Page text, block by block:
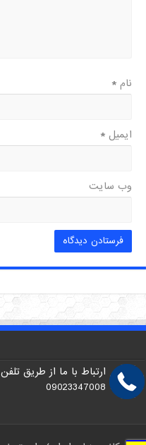
نام*
ایمیل*
وب‌ سایت
ارتباط با ما از طریق تلفن
09023347008